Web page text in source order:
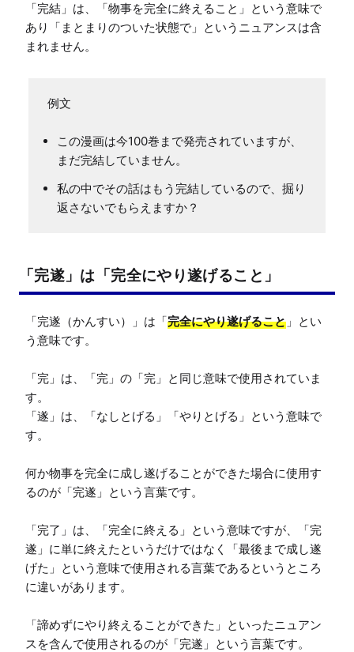
「完結」は、「物事を完全に終えること」という意味で
あり「まとまりのついた状態で」というニュアンスは含
まれません。
この漫画は今100巻まで発売されていますが、
まだ完結していません。
私の中でその話はもう完結しているので、掘り
返さないでもらえますか？
「完遂」は「完全にやり遂げること」
「完遂（かんすい）」は「完全にやり遂げること 」とい
う意味です。
「完」は、「完」の「完」と同じ意味で使用されていま
す。
「遂」は、「なしとげる」「やりとげる」という意味で
す。
何か物事を完全に成し遂げることができた場合に使用す
るのが「完遂」という言葉です。
「完了」は、「完全に終える」という意味ですが、「完
遂」に単に終えたというだけではなく「最後まで成し遂
げた」という意味で使用される言葉であるというところ
に違いがあります。
「諦めずにやり終えることができた」といったニュアン
スを含んで使用されるのが「完遂」という言葉です。